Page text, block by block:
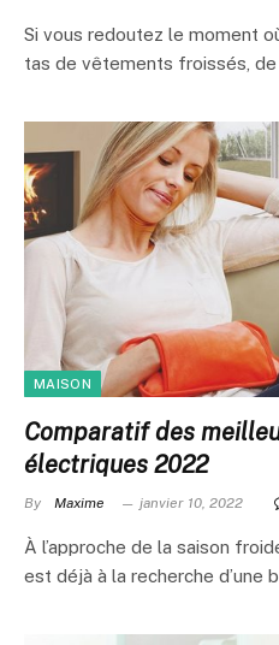
Si vous redoutez le moment
tas de vêtements froissés, de
MAISON
Comparatif des
électriques 2022
By Maxime janvier 10, 2022
À l’approche de la saison
est déjà à la recherche d’une